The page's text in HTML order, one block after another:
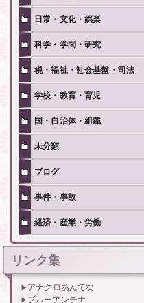
日常・文化・娯楽
科学・学問・研究
税・福祉・社会基盤・司法
学校・教育・育児
国・自治体・組織
未分類
ブログ
事件・事故
経済・産業・労働
リンク集
アナグロあんてな
ブルーアンテナ